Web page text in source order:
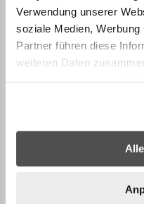
Verwendung unserer
soziale Medien,
Partner führen diese
weiteren Daten
Voir plus